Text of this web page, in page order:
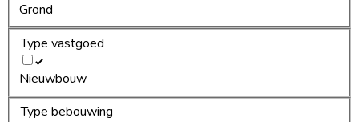
Grond
Type vastgoed
Nieuwbouw
Type bebouwing